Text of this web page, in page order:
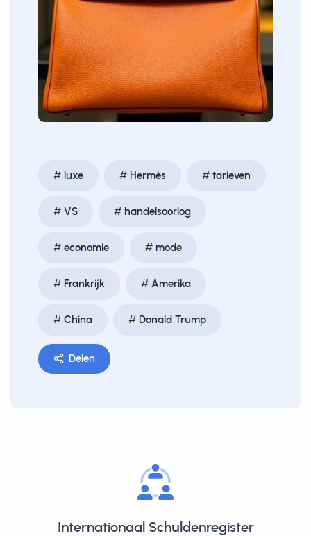
luxe Hermès tarieven
VS handelsoorlog
economie mode
Frankrijk Amerika
China Donald Trump
Delen
Internationaal Schuldenregister